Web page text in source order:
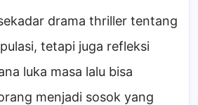
drama thriller tentang
tetapi juga refleksi
luka masa lalu bisa
menjadi sosok yang